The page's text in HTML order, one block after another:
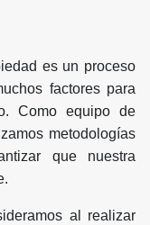
es un proceso
factores para
Como equipo de
metodologías
que nuestra
al realizar